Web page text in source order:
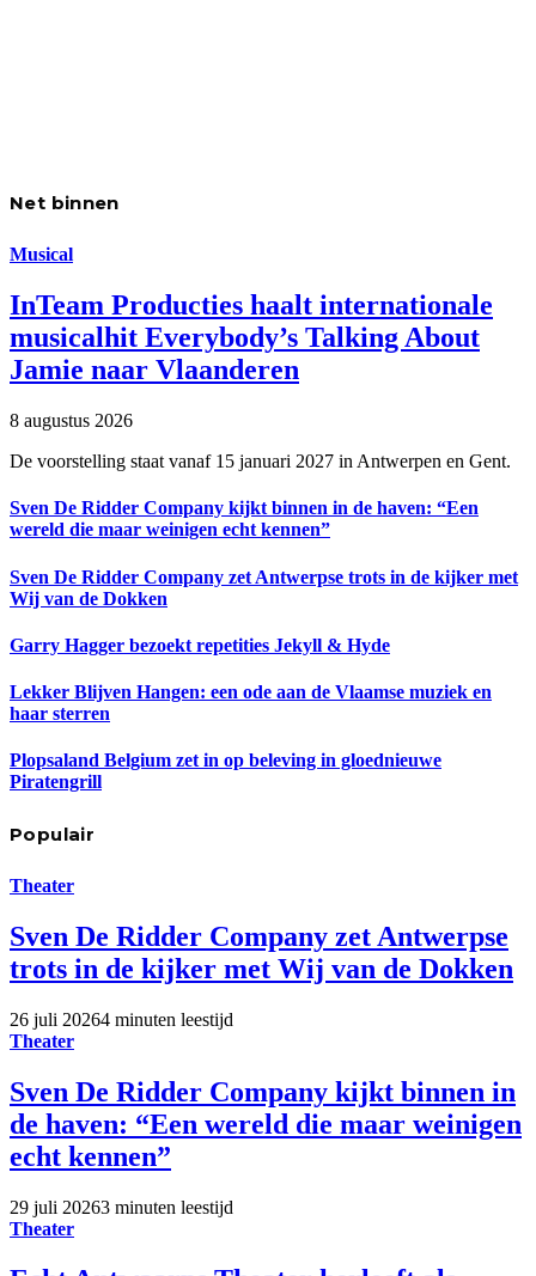
Net binnen
Musical
InTeam Producties haalt internationale
musicalhit Everybody’s Talking About
Jamie naar Vlaanderen
8 augustus 2026
De voorstelling staat vanaf 15 januari 2027 in Antwerpen en Gent.
Sven De Ridder Company kijkt binnen in de haven: “Een
wereld die maar weinigen echt kennen”
Sven De Ridder Company zet Antwerpse trots in de kijker met
Wij van de Dokken
Garry Hagger bezoekt repetities Jekyll & Hyde
Lekker Blijven Hangen: een ode aan de Vlaamse muziek en
haar sterren
Plopsaland Belgium zet in op beleving in gloednieuwe
Piratengrill
Populair
Theater
Sven De Ridder Company zet Antwerpse
trots in de kijker met Wij van de Dokken
26 juli 20264 minuten leestijd
Theater
Sven De Ridder Company kijkt binnen in
de haven: “Een wereld die maar weinigen
echt kennen”
29 juli 20263 minuten leestijd
Theater